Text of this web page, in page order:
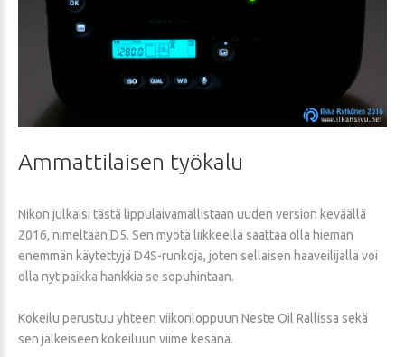
Ammattilaisen työkalu
Nikon julkaisi tästä lippulaivamallistaan uuden version keväällä
2016, nimeltään D5. Sen myötä liikkeellä saattaa olla hieman
enemmän käytettyjä D4S-runkoja, joten sellaisen haaveilijalla voi
olla nyt paikka hankkia se sopuhintaan.
Kokeilu perustuu yhteen viikonloppuun Neste Oil Rallissa sekä
sen jälkeiseen kokeiluun viime kesänä.